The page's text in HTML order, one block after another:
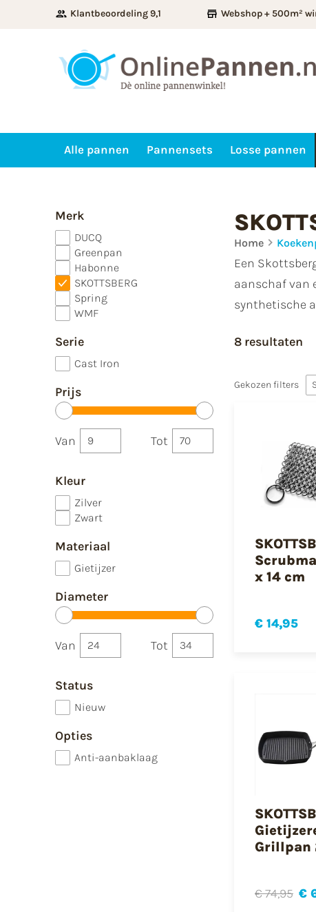
Klantbeoordeling 9,1 Webshop + 500m²
Alle pannen Pannensets Losse pannen
Merk
DUCQ
Greenpan
Habonne
SKOTTSBERG
Spring
WMF
Serie
Cast Iron
Prijs
Van Tot
Kleur
Zilver
Zwart
Materiaal
Gietijzer
Diameter
Van Tot
Status
Nieuw
Opties
Anti-aanbaklaag
Home
Een
aanschaf van
synthetische
8 resultaten
Gekozen filters
x 14 cm
€ 14,95
Grillpan
€ 74,95 €